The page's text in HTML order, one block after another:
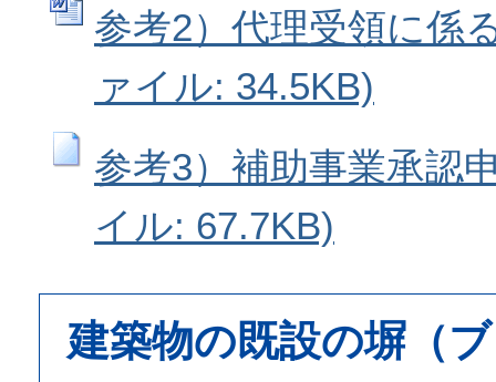
参考2）代理受領に係
ァイル: 34.5KB)
参考3）補助事業承認
イル: 67.7KB)
建築物の既設の塀（